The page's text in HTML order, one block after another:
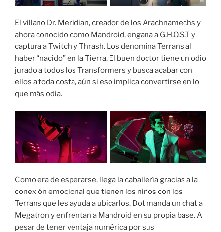
El villano Dr. Meridian, creador de los Arachnamechs y
ahora conocido como Mandroid, engaña a G.H.O.S.T y
captura a Twitch y Thrash. Los denomina Terrans al
haber “nacido” en la Tierra. El buen doctor tiene un odio
jurado a todos los Transformers y busca acabar con
ellos a toda costa, aún si eso implica convertirse en lo
que más odia.
Como era de esperarse, llega la caballería gracias a la
conexión emocional que tienen los niños con los
Terrans que les ayuda a ubicarlos. Dot manda un chat a
Megatron y enfrentan a Mandroid en su propia base. A
pesar de tener ventaja numérica por sus